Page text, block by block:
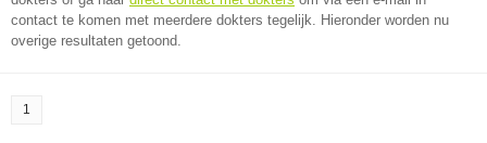
contact te komen met meerdere dokters tegelijk. Hieronder worden nu
overige resultaten getoond.
1